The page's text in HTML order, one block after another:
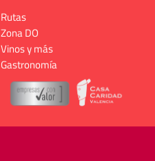
Rutas
Zona DO
Vinos y más
Gastronomía